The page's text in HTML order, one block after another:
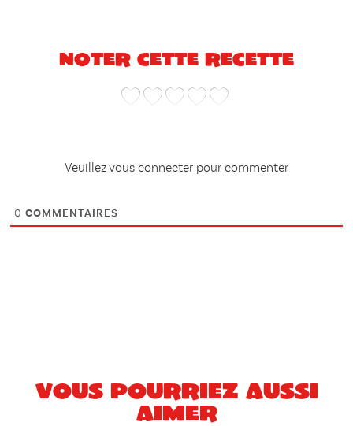
Noter cette recette
Veuillez vous connecter pour commenter
0 COMMENTAIRES
Vous pourriez aussi
aimer